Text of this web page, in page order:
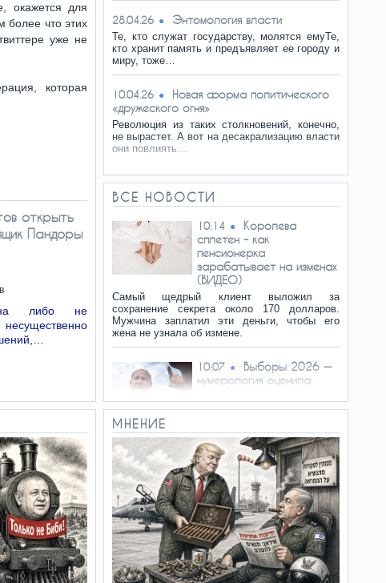
окажется для
более что этих
уже не
которая
открыть
Пандоры
либо не
28.04.26 Энтомология власти
Те, кто служат государству, молятся емуТе,
кто хранит память и предъявляет ее городу и
миру, тоже…
10.04.26
Новая форма политического
«дружеского огня»
Революция из таких столкновений, конечно,
не вырастет. А вот на десакрализацию власти
они повлиять…
ВСЕ НОВОСТИ
10:14
Королева
сплетен – как
пенсионерка
зарабатывает на изменах
(ВИДЕО)
Самый щедрый клиент выложил за
сохранение секрета около 170 долларов.
Мужчина заплатил эти деньги, чтобы его
жена не узнала об измене.
10:07
Выборы 2026 —
нумерология оценила
Анализ даты рождения и дня
напряженную борьбу. Эксперты отмечают
период перемен, неожиданных поворотов и
нестабильности.
10:06
Группа
израильтян незаконно
пересекла границу с
Ливаном в районе Аджар
Группа из 15 граждан Израиля повредила
пограничное ограждение в районе
населенного пункта Аджар и незаконно
МНЕНИЕ